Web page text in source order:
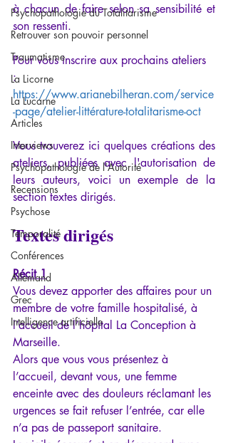
Psychopathologie du Totalitarisme
Retrouver son pouvoir personnel
Traumatisme
La Licorne
La Lucarne
Articles
Interviews
Psychopathologie de l'Autorité
Recensions
Psychose
Temporalité
Conférences
Allemand
Grec
Intelligence artificielle
à chacun de faire selon sa sensibilité et
son ressenti.
Pour vous inscrire aux prochains ateliers
:
https://www.arianebilheran.com/service
-page/atelier-littérature-totalitarisme-oct
Vous trouverez ici quelques créations des
ateliers, publiées avec l'autorisation de
leurs auteurs, voici un exemple de la
section textes dirigés.
Textes dirigés
Récit 1
Vous devez apporter des affaires pour un
membre de votre famille hospitalisé, à
l’accueil de l’hôpital La Conception à
Marseille.
Alors que vous vous présentez à
l’accueil, devant vous, une femme
enceinte avec des douleurs réclamant les
urgences se fait refuser l’entrée, car elle
n’a pas de passeport sanitaire.